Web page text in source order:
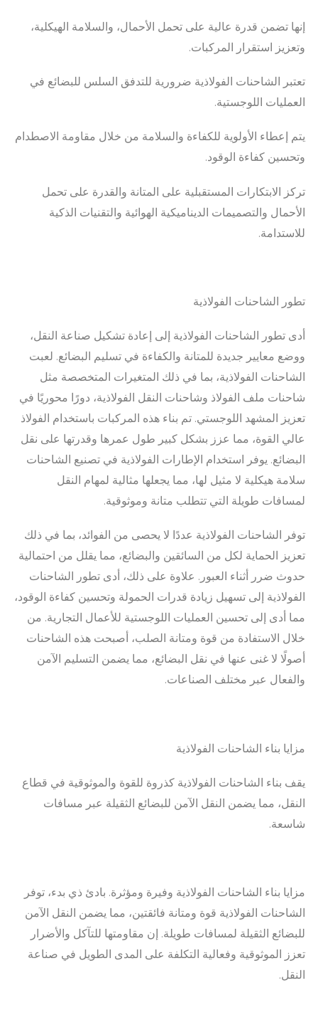
إنها تضمن قدرة عالية على تحمل الأحمال، والسلامة الهيكلية،
وتعزيز استقرار المركبات.
تعتبر الشاحنات الفولاذية ضرورية للتدفق السلس للبضائع في
العمليات اللوجستية.
يتم إعطاء الأولوية للكفاءة والسلامة من خلال مقاومة الاصطدام
وتحسين كفاءة الوقود.
تركز الابتكارات المستقبلية على المتانة والقدرة على تحمل
الأحمال والتصميمات الديناميكية الهوائية والتقنيات الذكية
للاستدامة.
تطور الشاحنات الفولاذية
أدى تطور الشاحنات الفولاذية إلى إعادة تشكيل صناعة النقل،
ووضع معايير جديدة للمتانة والكفاءة في تسليم البضائع. لعبت
الشاحنات الفولاذية، بما في ذلك المتغيرات المتخصصة مثل
شاحنات ملف الفولاذ وشاحنات النقل الفولاذية، دورًا محوريًا في
تعزيز المشهد اللوجستي. تم بناء هذه المركبات باستخدام الفولاذ
عالي القوة، مما عزز بشكل كبير طول عمرها وقدرتها على نقل
البضائع. يوفر استخدام الإطارات الفولاذية في تصنيع الشاحنات
سلامة هيكلية لا مثيل لها، مما يجعلها مثالية لمهام النقل
لمسافات طويلة التي تتطلب متانة وموثوقية.
توفر الشاحنات الفولاذية عددًا لا يحصى من الفوائد، بما في ذلك
تعزيز الحماية لكل من السائقين والبضائع، مما يقلل من احتمالية
حدوث ضرر أثناء العبور. علاوة على ذلك، أدى تطور الشاحنات
الفولاذية إلى تسهيل زيادة قدرات الحمولة وتحسين كفاءة الوقود،
مما أدى إلى تحسين العمليات اللوجستية للأعمال التجارية. من
خلال الاستفادة من قوة ومتانة الصلب، أصبحت هذه الشاحنات
أصولًا لا غنى عنها في نقل البضائع، مما يضمن التسليم الآمن
والفعال عبر مختلف الصناعات.
مزايا بناء الشاحنات الفولاذية
يقف بناء الشاحنات الفولاذية كذروة للقوة والموثوقية في قطاع
النقل، مما يضمن النقل الآمن للبضائع الثقيلة عبر مسافات
شاسعة.
مزايا بناء الشاحنات الفولاذية وفيرة ومؤثرة. بادئ ذي بدء، توفر
الشاحنات الفولاذية قوة ومتانة فائقتين، مما يضمن النقل الآمن
للبضائع الثقيلة لمسافات طويلة. إن مقاومتها للتآكل والأضرار
تعزز الموثوقية وفعالية التكلفة على المدى الطويل في صناعة
النقل.